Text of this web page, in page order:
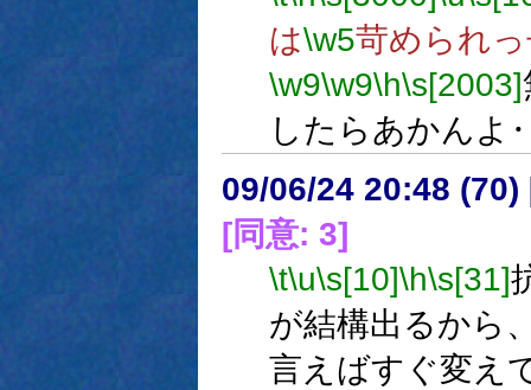
は\w5苛められ
\w9\w9\h\s[2003]
したらあかんよ
09/06/24 20:48 (70)
[同意: 3]
\t\u\s[10]\h\s[31]
が結構出るから
言えばすぐ変え